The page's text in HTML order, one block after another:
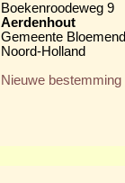
Boekenroodeweg 9
Aerdenhout
Gemeente
Noord-Holland
Nieuwe bestemming